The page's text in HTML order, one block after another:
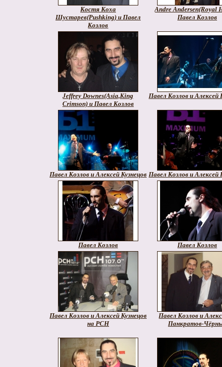
Костя Коха
Шустарев(Pushking) и Павел
Козлов
Andre Andersen(Royal
Павел Козлов
Jeffrey Downes(Asia,King
Crimson) и Павел Козлов
Павел Козлов и Алексей
Павел Козлов и Алексей Кузнецов Павел Козлов и Алексей
Павел Козлов Павел Козлов
Павел Козлов и Алексей Кузнецов
на РСН
Павел Козлов и
Панкратов-